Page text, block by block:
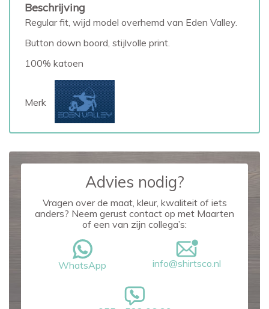
Beschrijving
Regular fit, wijd model overhemd van Eden Valley.
Button down boord, stijlvolle print.
100% katoen
Merk
Advies nodig?
Vragen over de maat, kleur, kwaliteit of iets
anders? Neem gerust contact op met Maarten
of een van zijn collega’s:
WhatsApp info@shirtsco.nl